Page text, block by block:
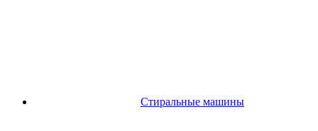
Стиральные машины